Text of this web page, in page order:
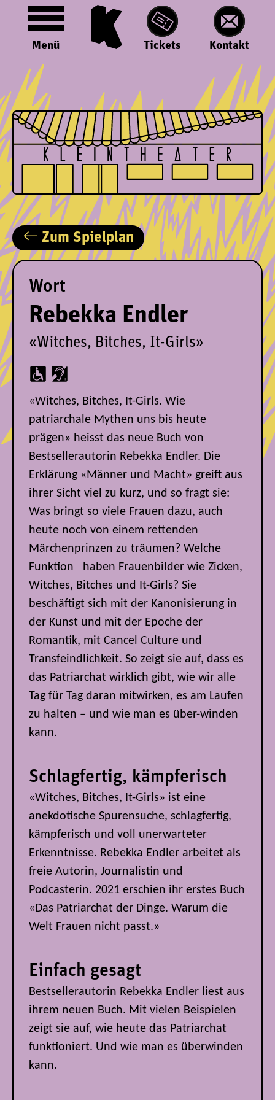
Menü Tickets Kontakt
Zum Spielplan
Wort
Rebekka Endler
«Witches, Bitches, It-Girls»
«Witches, Bitches, It-Girls. Wie
patriarchale Mythen uns bis heute
prägen» heisst das neue Buch von
Bestsellerautorin Rebekka Endler. Die
Erklärung «Männer und Macht» greift aus
ihrer Sicht viel zu kurz, und so fragt sie:
Was bringt so viele Frauen dazu, auch
heute noch von einem rettenden
Märchenprinzen zu träumen? Welche
Funktion haben Frauenbilder wie Zicken,
Witches, Bitches und It-Girls? Sie
beschäftigt sich mit der Kanonisierung in
der Kunst und mit der Epoche der
Romantik, mit Cancel Culture und
Transfeindlichkeit. So zeigt sie auf, dass es
das Patriarchat wirklich gibt, wie wir alle
Tag für Tag daran mitwirken, es am Laufen
zu halten – und wie man es über-winden
kann.
Schlagfertig, kämpferisch
«Witches, Bitches, It-Girls» ist eine
anekdotische Spurensuche, schlagfertig,
kämpferisch und voll unerwarteter
Erkenntnisse. Rebekka Endler arbeitet als
freie Autorin, Journalistin und
Podcasterin. 2021 erschien ihr erstes Buch
«Das Patriarchat der Dinge. Warum die
Welt Frauen nicht passt.»
Einfach gesagt
Bestsellerautorin Rebekka Endler liest aus
ihrem neuen Buch. Mit vielen Beispielen
zeigt sie auf, wie heute das Patriarchat
funktioniert. Und wie man es überwinden
kann.